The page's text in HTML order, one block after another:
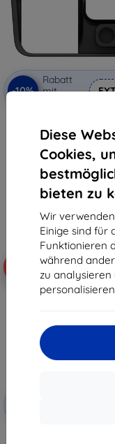
Diese
Cookies,
bieten zu
Wir
Einige sind für
Funktionieren
während
zu analysieren
-10%
Rabatt
mit
Ladestation, schwarz -
Model Y/3
€ 49,90
€ 44,90
Auf Lager 3 Stk.